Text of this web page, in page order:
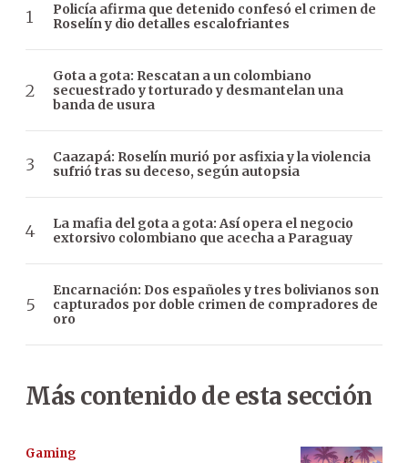
Policía afirma que detenido confesó el crimen de
Roselín y dio detalles escalofriantes
Gota a gota: Rescatan a un colombiano
secuestrado y torturado y desmantelan una
banda de usura
Caazapá: Roselín murió por asfixia y la violencia
sufrió tras su deceso, según autopsia
La mafia del gota a gota: Así opera el negocio
extorsivo colombiano que acecha a Paraguay
Encarnación: Dos españoles y tres bolivianos son
capturados por doble crimen de compradores de
oro
Más contenido de esta sección
Gaming